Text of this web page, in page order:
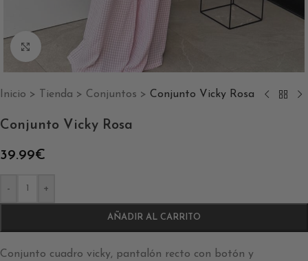
Clic para ampliar
Inicio > Tienda > Conjuntos > Conjunto Vicky Rosa
Conjunto Vicky Rosa
39.99€
- +
AÑADIR AL CARRITO
Conjunto cuadro vicky, pantalón recto con botón y